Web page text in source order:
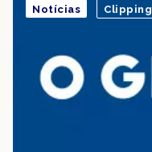
Notícias Clipping